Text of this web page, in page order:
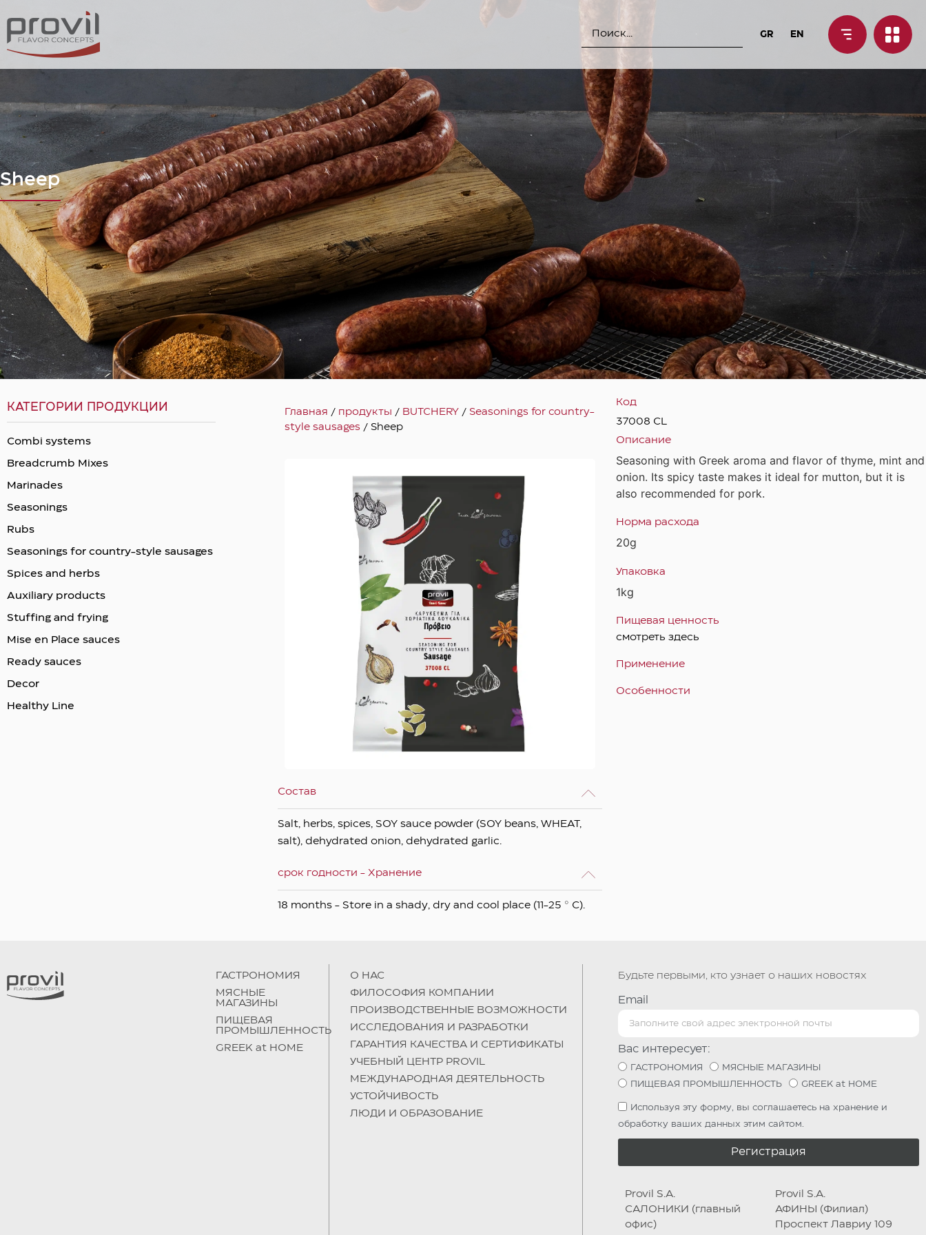
GR EN
Sheep
КАТЕГОРИИ ПРОДУКЦИИ
Combi systems
Breadcrumb Mixes
Marinades
Seasonings
Rubs
Seasonings for country-style sausages
Spices and herbs
Auxiliary products
Stuffing and frying
Mise en Place sauces
Ready sauces
Decor
Healthy Line
Главная / продукты / BUTCHERY / Seasonings for country-
style sausages / Sheep
Код
37008 CL
Описание
Seasoning with Greek aroma and flavor of thyme, mint and
onion. Its spicy taste makes it ideal for mutton, but it is
also recommended for pork.
Норма расхода
20g
Упаковка
1kg
Пищевая ценность
смотреть здесь
Применение
Особенности
Состав
Salt, herbs, spices, SOY sauce powder (SOY beans, WHEAT,
salt), dehydrated onion, dehydrated garlic.
срок годности - Хранение
18 months - Store in a shady, dry and cool place (11-25 ° C).
ГАСТРОНОМИЯ
МЯСНЫЕ
МАГАЗИНЫ
ПИЩЕВАЯ
ПРОМЫШЛЕННОСТЬ
GREEK at HOME
О НAC
ФИЛОСОФИЯ КОМПАНИИ
ПРОИЗВОДСТВЕННЫЕ ВОЗМОЖНОСТИ
ИССЛЕДОВАНИЯ И РАЗРАБОТКИ
ГАРАНТИЯ КАЧЕСТВА И СЕРТИФИКАТЫ
УЧЕБНЫЙ ЦЕНТР PROVIL
МЕЖДУНАРОДНАЯ ДЕЯТЕЛЬНОСТЬ
УСТОЙЧИВОСТЬ
ЛЮДИ И ОБРАЗОВАНИЕ
Будьте первыми, кто узнает о наших новостях
Email
Вас интересует:
ГАСТРОНОМИЯ
МЯСНЫЕ МАГАЗИНЫ
ПИЩЕВАЯ ПРОМЫШЛЕННОСТЬ
GREEK at HOME
Используя эту форму, вы соглашаетесь на хранение и
обработку ваших данных этим сайтом.
Регистрация
Provil S.A.
САЛОНИКИ (главный
офис)
Provil S.A.
АФИНЫ (Филиал)
Проспект Лавриу 109